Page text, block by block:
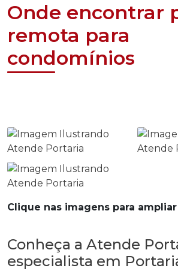
Onde encontrar
remota para
condomínios
Clique nas imagens para ampliar
Conheça a Atende
especialista em